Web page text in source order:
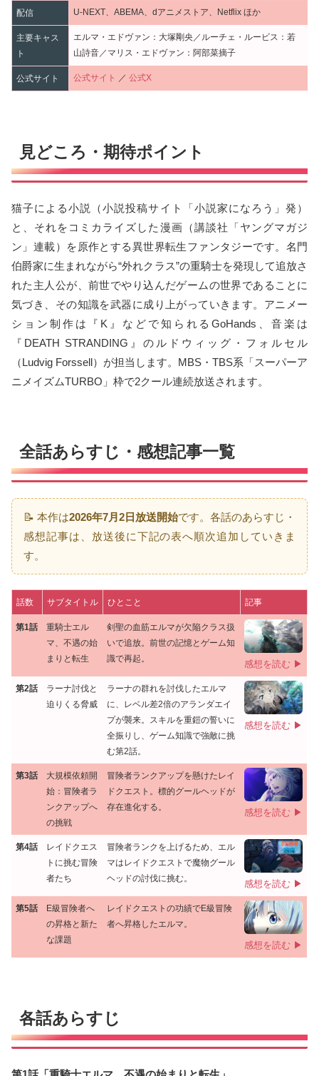
配信 U-NEXT、ABEMA、dアニメストア、Netflix ほか
主要キャス
ト
エルマ・エドヴァン：大塚剛央／ルーチェ・ルービス：若
山詩音／マリス・エドヴァン：阿部菜摘子
公式サイト 公式サイト ／ 公式X
見どころ・期待ポイント
猫子による小説（小説投稿サイト「小説家になろう」発）
と、それをコミカライズした漫画（講談社「ヤングマガジ
ン」連載）を原作とする異世界転生ファンタジーです。名門
伯爵家に生まれながら“外れクラス”の重騎士を発現して追放さ
れた主人公が、前世でやり込んだゲームの世界であることに
気づき、その知識を武器に成り上がっていきます。アニメー
ション制作は『K』などで知られるGoHands、音楽は
『DEATH STRANDING』のルドウィッグ・フォルセル
（Ludvig Forssell）が担当します。MBS・TBS系「スーパーア
ニメイズムTURBO」枠で2クール連続放送されます。
全話あらすじ・感想記事一覧
📝 本作は2026年7月2日放送開始です。各話のあらすじ・
感想記事は、放送後に下記の表へ順次追加していきま
す。
話数 サブタイトル ひとこと 記事
第1話
重騎士エル
マ、不遇の始
まりと転生
剣聖の血筋エルマが欠陥クラス扱
いで追放。前世の記憶とゲーム知
識で再起。
感想を読む ▶
第2話
ラーナ討伐と
迫りくる脅威
ラーナの群れを討伐したエルマ
に、レベル差2倍のアランダエイ
プが襲来。スキルを重鎧の誓いに
全振りし、ゲーム知識で強敵に挑
む第2話。
感想を読む ▶
第3話
大規模依頼開
始：冒険者ラ
ンクアップへ
の挑戦
冒険者ランクアップを懸けたレイ
ドクエスト。標的グールヘッドが
存在進化する。
感想を読む ▶
第4話
レイドクエス
トに挑む冒険
者たち
冒険者ランクを上げるため、エル
マはレイドクエストで魔物グール
ヘッドの討伐に挑む。
感想を読む ▶
第5話
E級冒険者へ
の昇格と新た
な課題
レイドクエストの功績でE級冒険
者へ昇格したエルマ。
感想を読む ▶
各話あらすじ